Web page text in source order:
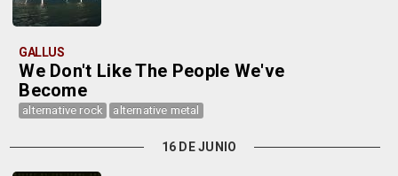
GALLUS
We Don't Like The People We've
Become
alternative rock alternative metal
16 DE JUNIO